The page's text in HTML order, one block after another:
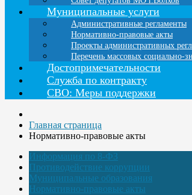
Муниципальные услуги
Административные регламенты
Нормативно-правовые акты
Проекты административных
Перечень массовых социально-
Достопримечательности
Служба по контракту
СВО: Меры поддержки
Главная страница
Нормативно-правовые акты
Информация по 8-ФЗ
Противодействие коррупции
Муниципальные образования
Нормативно-правовые акты